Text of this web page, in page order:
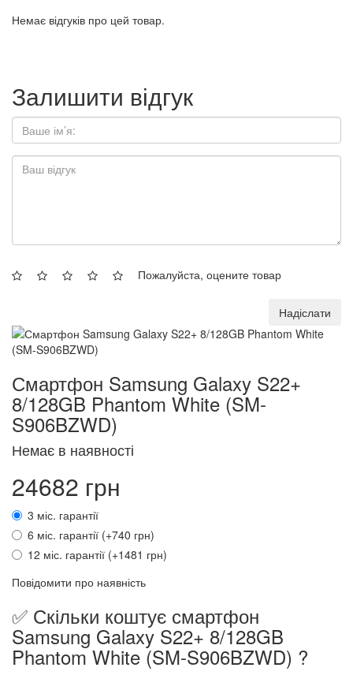
Немає відгуків про цей товар.
Залишити відгук
Пожалуйста, оцените товар
Надіслати
Смартфон Samsung Galaxy S22+
8/128GB Phantom White (SM-
S906BZWD)
Немає в наявності
24682 грн
3 міс. гарантії
6 міс. гарантії (+740 грн)
12 міс. гарантії (+1481 грн)
Повідомити про наявність
✅ Скільки коштує смартфон
Samsung Galaxy S22+ 8/128GB
Phantom White (SM-S906BZWD) ?